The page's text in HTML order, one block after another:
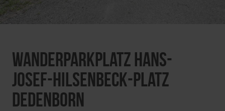
Wanderparkplatz Hans-
Josef-Hilsenbeck-Platz
Dedenborn